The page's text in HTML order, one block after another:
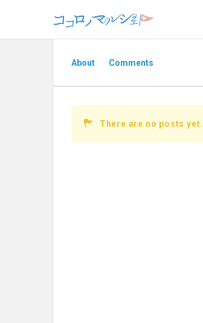
About Comments
There are no posts yet.